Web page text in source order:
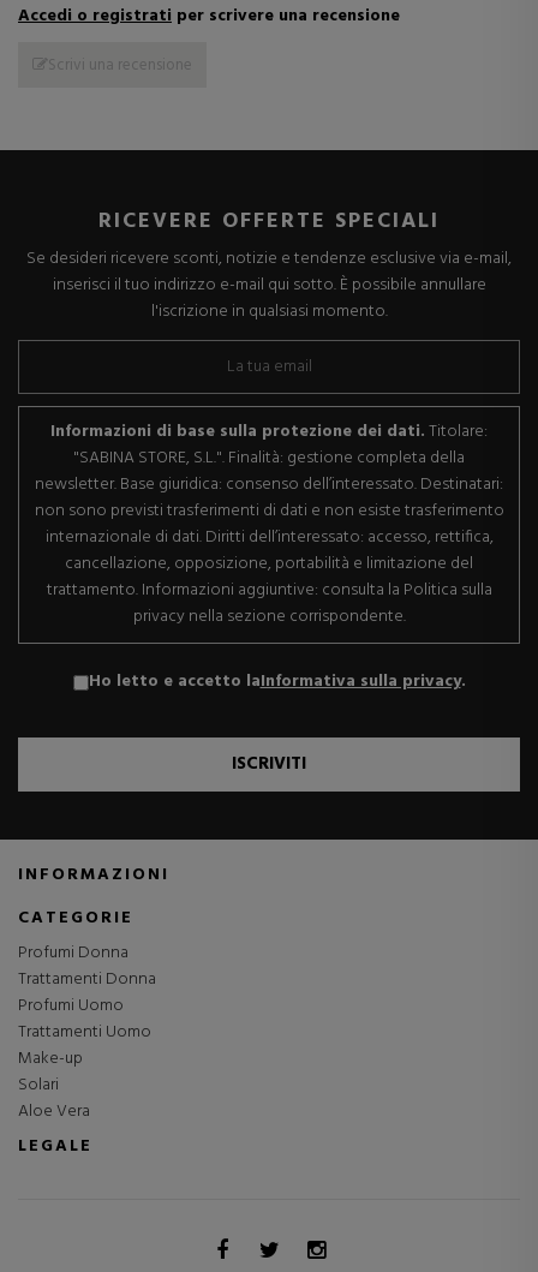
Accedi o registrati per scrivere una recensione
Scrivi una recensione
RICEVERE OFFERTE SPECIALI
Se desideri ricevere sconti, notizie e tendenze esclusive via e-mail,
inserisci il tuo indirizzo e-mail qui sotto. È possibile annullare
l'iscrizione in qualsiasi momento.
Informazioni di base sulla protezione dei dati.Titolare:
"SABINA STORE, S.L.". Finalità: gestione completa della
newsletter. Base giuridica: consenso dell’interessato. Destinatari:
non sono previsti trasferimenti di dati e non esiste trasferimento
internazionale di dati. Diritti dell’interessato: accesso, rettifica,
cancellazione, opposizione, portabilità e limitazione del
trattamento. Informazioni aggiuntive: consulta la Politica sulla
privacy nella sezione corrispondente.
Ho letto e accetto laInformativa sulla privacy.
ISCRIVITI
INFORMAZIONI
CATEGORIE
Profumi Donna
Trattamenti Donna
Profumi Uomo
Trattamenti Uomo
Make-up
Solari
Aloe Vera
LEGALE